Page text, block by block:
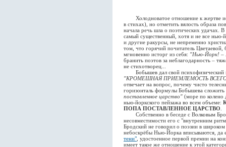
Холодноватое отношение к жертве
в стихах), но отметить вялость образа
начала речь шла о поэтических удачах.
самый существенный, хотя и не все нью-
и другие ракурсы, не непременно
том, что горячий почитатель
мгновенно исторг из себя: "Нью-Йорк! –
бранить поэтов за неблагодарность –
не стихотворец...
Бобышев дал свой психофизический
"КРОМЕШНАЯ ПРИЕМЛЕМОСТЬ
отвечает на вопрос, почему чисто
горизонталь формулы Бобышева
поставленное царство" (море по
нью-йоркского пейзажа во всем объеме:
ПОПА ПОСТАВЛЕННОЕ ЦАРСТВО
Собственно в беседе с Волковым
несовместимости его с "внутренним
Бродский не говорил о поэзии в
небоскрёбы Нью-Йорка вписываются, да
тени" , удостоенное первой премии на
имеет такое же отношение к этой